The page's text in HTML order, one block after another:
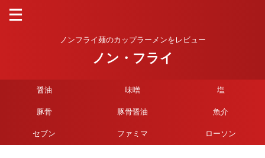
ノンフライ麺のカップラーメンをレビュー
ノン・フライ
醤油 味噌 塩
豚骨 豚骨醤油 魚介
セブン ファミマ ローソン